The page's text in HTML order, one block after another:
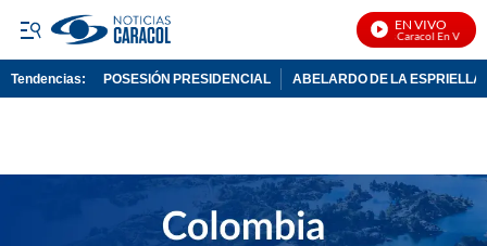
EN VIVO
Noticias Caracol En Vivo
Tendencias: POSESIÓN PRESIDENCIAL ABELARDO DE LA ESPRIELLA